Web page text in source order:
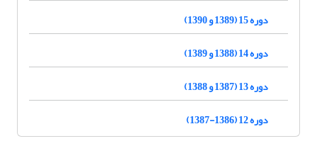
دوره 15 (1389 و 1390)
دوره 14 (1388 و 1389)
دوره 13 (1387 و 1388)
دوره 12 (1386-1387)